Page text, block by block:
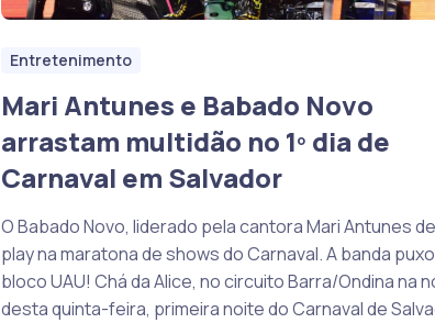
Entretenimento
Mari Antunes e Babado Novo
arrastam multidão no 1º dia de
Carnaval em Salvador
O Babado Novo, liderado pela cantora Mari Antunes
play na maratona de shows do Carnaval. A banda
bloco UAU! Chá da Alice, no circuito Barra/Ondina na
desta quinta-feira, primeira noite do Carnaval de